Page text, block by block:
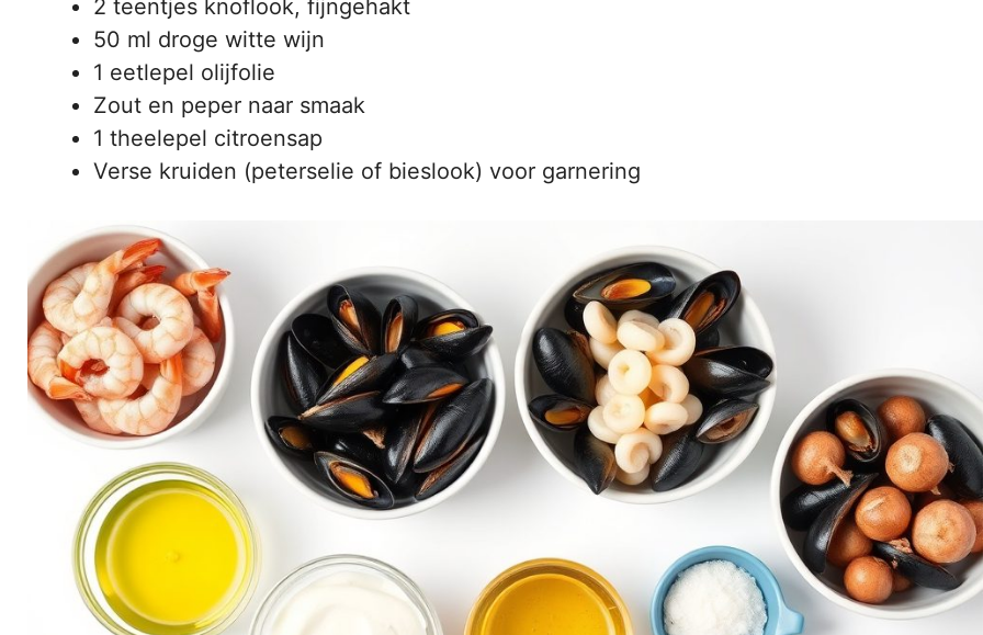
2 teentjes knoflook, fijngehakt
50 ml droge witte wijn
1 eetlepel olijfolie
Zout en peper naar smaak
1 theelepel citroensap
Verse kruiden (peterselie of bieslook) voor garnering